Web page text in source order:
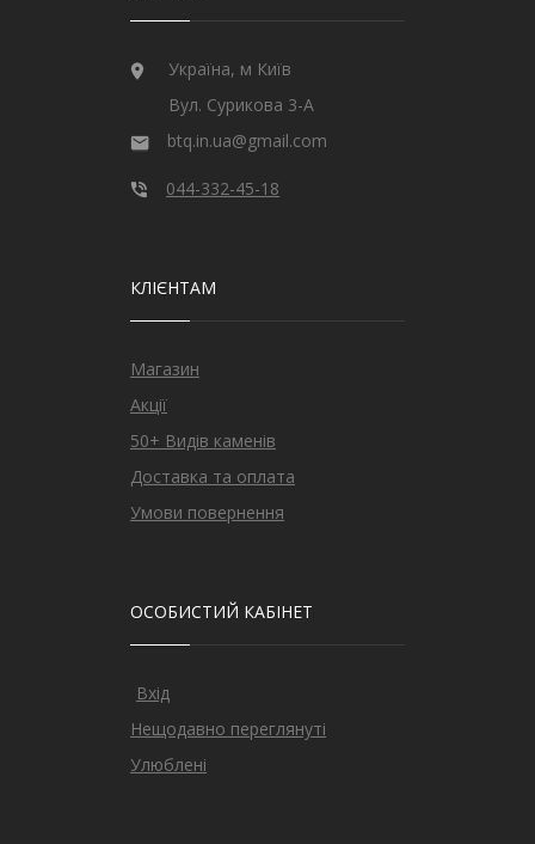
Україна, м Київ
Вул. Сурикова 3-А
btq.in.ua@gmail.com
044-332-45-18
КЛІЄНТАМ
Магазин
Акції
50+ Видів каменів
Доставка та оплата
Умови повернення
ОСОБИСТИЙ КАБІНЕТ
Вхід
Нещодавно переглянуті
Улюблені